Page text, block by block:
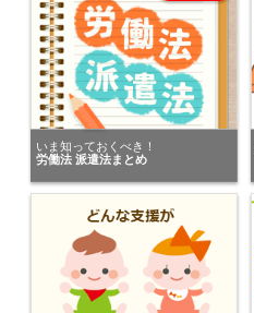
愛知県の女性が
パーソルエクセルHRパー
にキニナルを送りました。
愛知県の女性が
パーソルエクセルHRパー
にキニナルを送りました。
愛知県の男性が
株式会社ワークナビ 大府
にキニナルを送りました。
岐阜県の女性が
株式会社リクルートスタッ
いま知っておくべき！
労働法 派遣法まとめ